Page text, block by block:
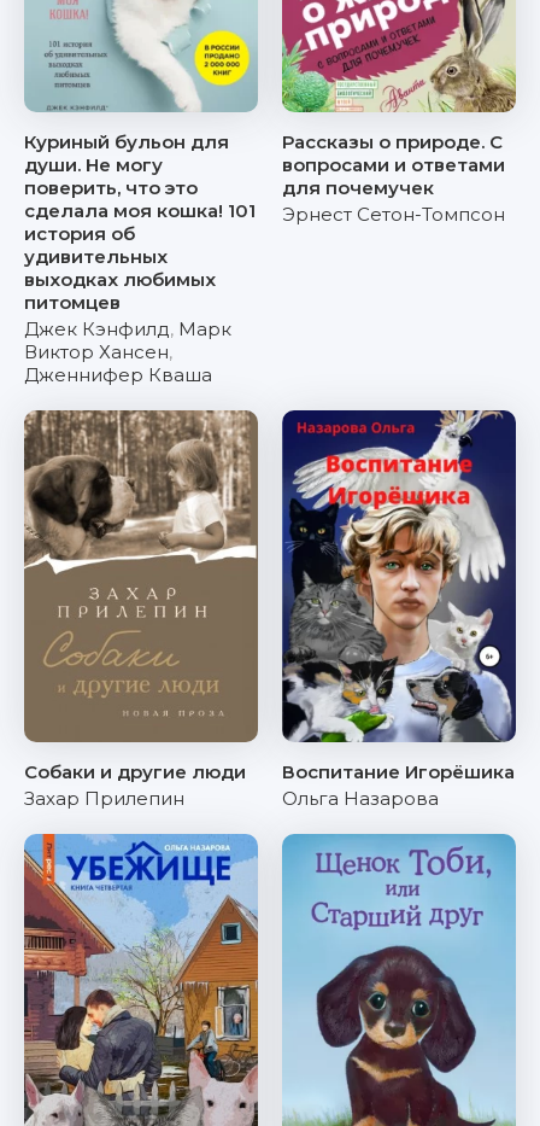
Куриный бульон для
души. Не могу
поверить, что это
сделала моя кошка! 101
история об
удивительных
выходках любимых
питомцев
Джек Кэнфилд, Марк
Виктор Хансен,
Дженнифер Кваша
Рассказы о природе. С
вопросами и ответами
для почемучек
Эрнест Сетон-Томпсон
Собаки и другие люди
Захар Прилепин
Воспитание Игорёшика
Ольга Назарова